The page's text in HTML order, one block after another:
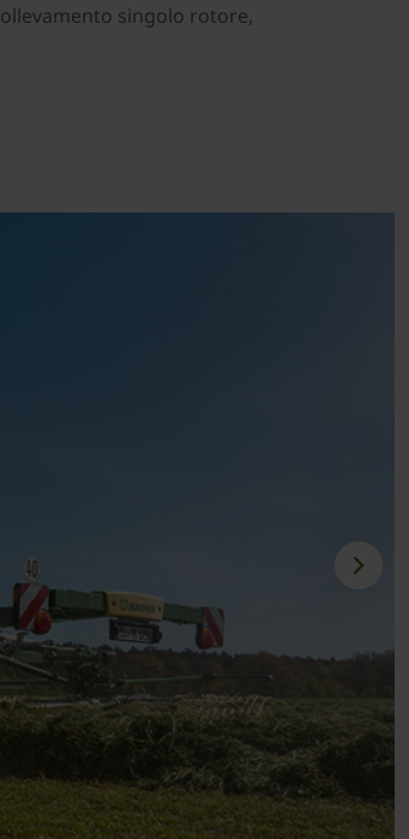
singolo rotore,